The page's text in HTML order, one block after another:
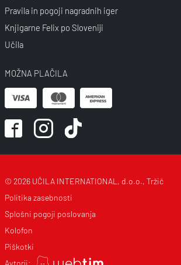
Pravila in pogoji nagradnih iger
Knjigarne Felix po Sloveniji
Učila
MOŽNA PLAČILA
© 2026 UČILA INTERNATIONAL, d.o.o., Tržič
Politika zasebnosti
Splošni pogoji poslovanja
Kolofon
Piškotki